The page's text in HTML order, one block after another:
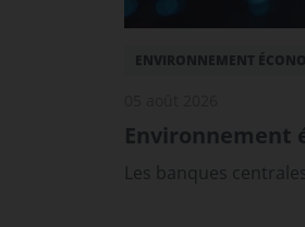
ENVIRONNEMENT
Environnement
Les banques